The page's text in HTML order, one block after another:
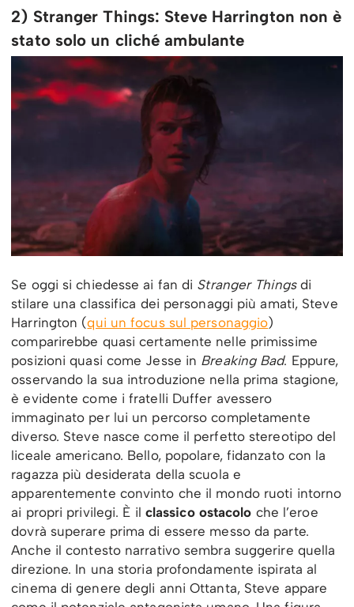
2) Stranger Things: Steve Harrington non è
stato solo un cliché ambulante
Se oggi si chiedesse ai fan di Stranger Thingsdi
stilare una classifica dei personaggi più amati, Steve
Harrington (qui un focus sul personaggio)
comparirebbe quasi certamente nelle primissime
posizioni quasi come Jesse in Breaking Bad. Eppure,
osservando la sua introduzione nella prima stagione,
è evidente come i fratelli Duffer avessero
immaginato per lui un percorso completamente
diverso. Steve nasce come il perfetto stereotipo del
liceale americano. Bello, popolare, fidanzato con la
ragazza più desiderata della scuola e
apparentemente convinto che il mondo ruoti intorno
ai propri privilegi. È il classico ostacolo che l’eroe
dovrà superare prima di essere messo da parte.
Anche il contesto narrativo sembra suggerire quella
direzione. In una storia profondamente ispirata al
cinema di genere degli anni Ottanta, Steve appare